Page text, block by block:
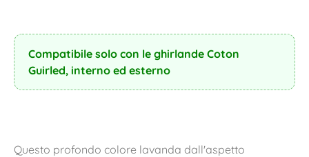
Compatibile solo con le ghirlande Coton
Guirled, interno ed esterno
Questo profondo colore lavanda dall'aspetto